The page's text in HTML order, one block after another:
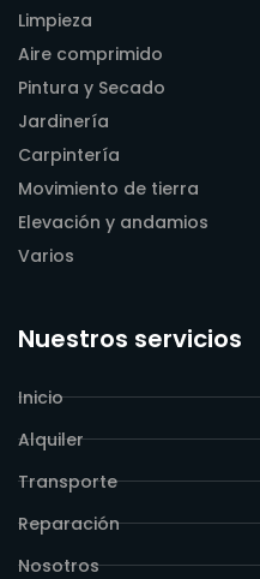
Limpieza
Aire comprimido
Pintura y Secado
Jardinería
Carpintería
Movimiento de tierra
Elevación y andamios
Varios
Nuestros servicios
Inicio
Alquiler
Transporte
Reparación
Nosotros